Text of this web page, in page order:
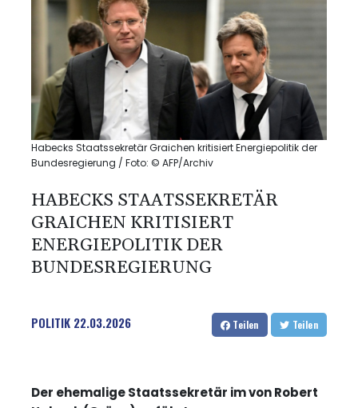
Habecks Staatssekretär Graichen kritisiert Energiepolitik der
Bundesregierung / Foto: © AFP/Archiv
HABECKS STAATSSEKRETÄR
GRAICHEN KRITISIERT
ENERGIEPOLITIK DER
BUNDESREGIERUNG
POLITIK 22.03.2026 Teilen Teilen
Der ehemalige Staatssekretär im von Robert